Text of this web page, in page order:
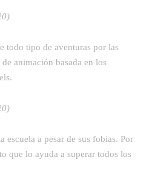
todo tipo de aventuras por las
animación basada en los
escuela a pesar de sus fobias. Por
que lo ayuda a superar todos los